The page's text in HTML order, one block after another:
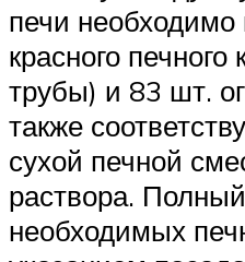
печи
красного
трубы) и 83 шт.
также
сухой печной
раствора.
необходимых